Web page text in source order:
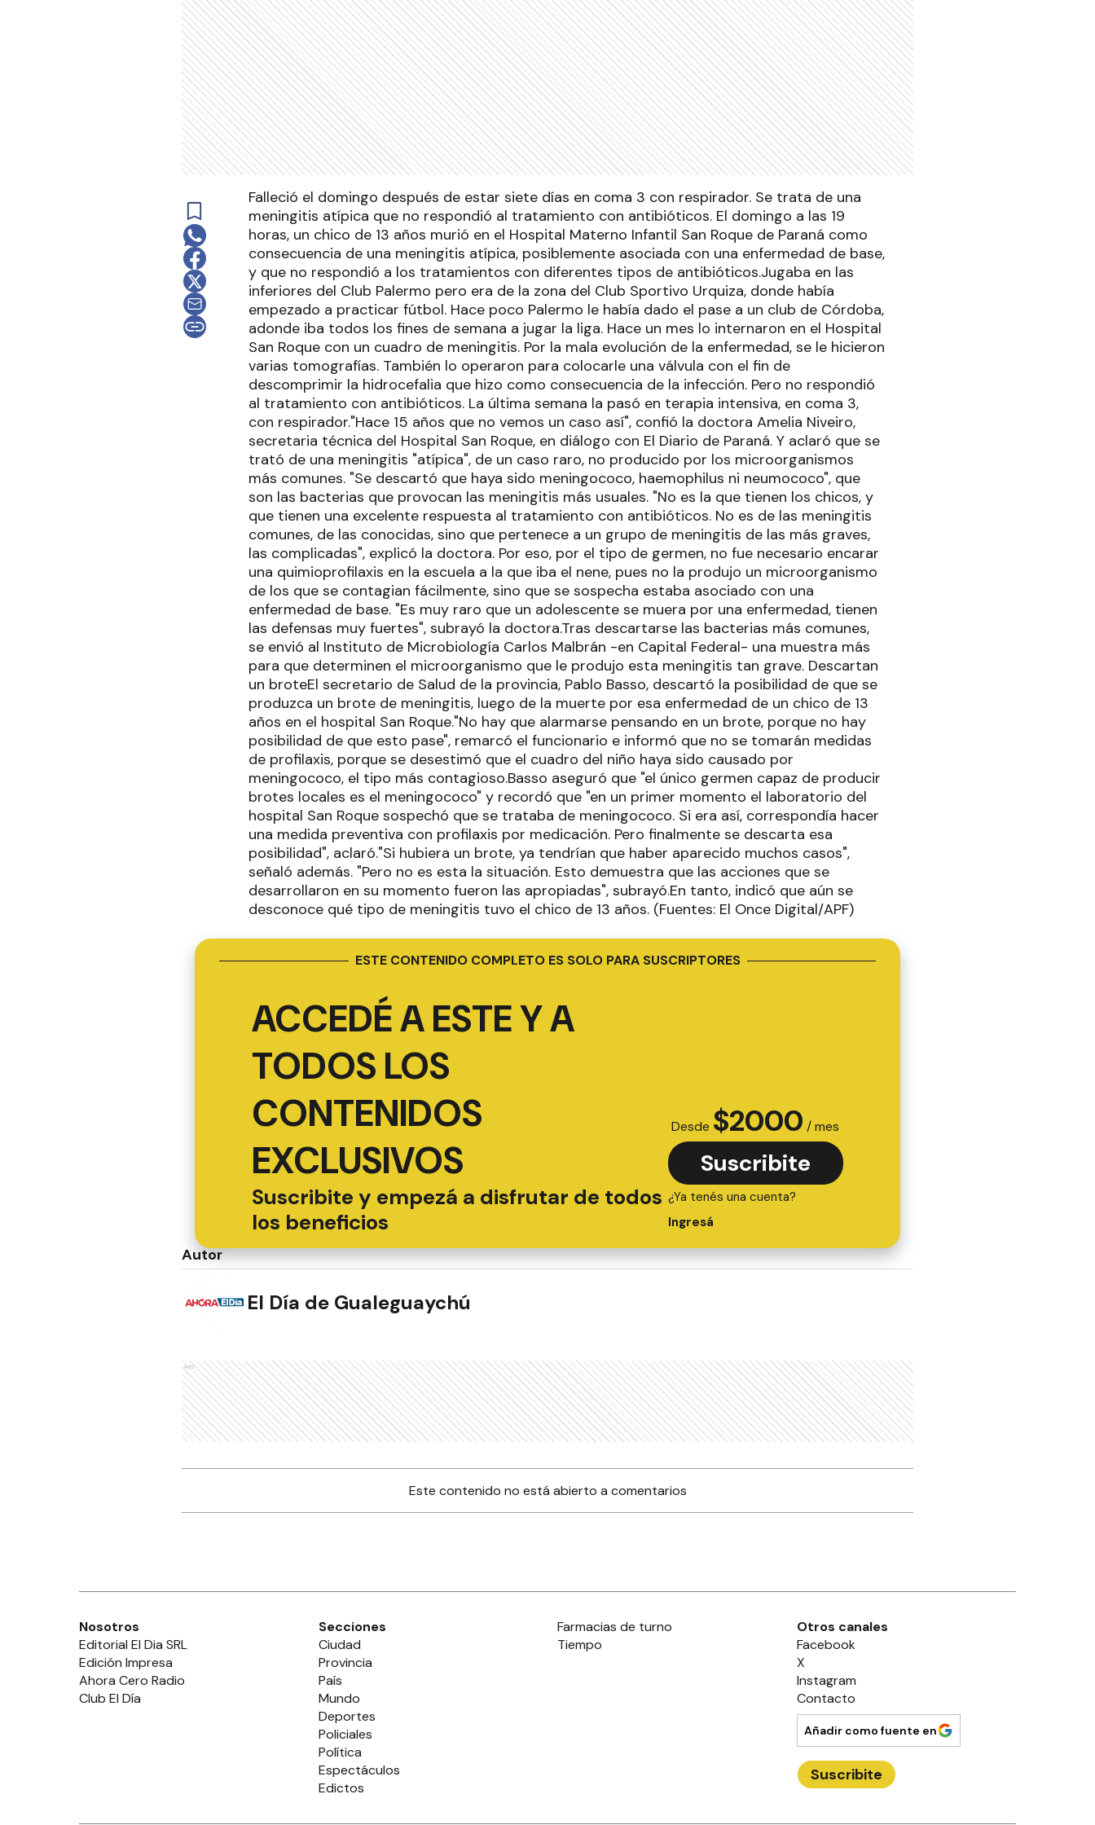
Falleció el domingo después de estar siete días en coma 3 con respirador. Se trata de una
meningitis atípica que no respondió al tratamiento con antibióticos. El domingo a las 19
horas, un chico de 13 años murió en el Hospital Materno Infantil San Roque de Paraná como
consecuencia de una meningitis atípica, posiblemente asociada con una enfermedad de base,
y que no respondió a los tratamientos con diferentes tipos de antibióticos.Jugaba en las
inferiores del Club Palermo pero era de la zona del Club Sportivo Urquiza, donde había
empezado a practicar fútbol. Hace poco Palermo le había dado el pase a un club de Córdoba,
adonde iba todos los fines de semana a jugar la liga. Hace un mes lo internaron en el Hospital
San Roque con un cuadro de meningitis. Por la mala evolución de la enfermedad, se le hicieron
varias tomografías. También lo operaron para colocarle una válvula con el fin de
descomprimir la hidrocefalia que hizo como consecuencia de la infección. Pero no respondió
al tratamiento con antibióticos. La última semana la pasó en terapia intensiva, en coma 3,
con respirador."Hace 15 años que no vemos un caso así", confió la doctora Amelia Niveiro,
secretaria técnica del Hospital San Roque, en diálogo con El Diario de Paraná. Y aclaró que se
trató de una meningitis "atípica", de un caso raro, no producido por los microorganismos
más comunes. "Se descartó que haya sido meningococo, haemophilus ni neumococo", que
son las bacterias que provocan las meningitis más usuales. "No es la que tienen los chicos, y
que tienen una excelente respuesta al tratamiento con antibióticos. No es de las meningitis
comunes, de las conocidas, sino que pertenece a un grupo de meningitis de las más graves,
las complicadas", explicó la doctora. Por eso, por el tipo de germen, no fue necesario encarar
una quimioprofilaxis en la escuela a la que iba el nene, pues no la produjo un microorganismo
de los que se contagian fácilmente, sino que se sospecha estaba asociado con una
enfermedad de base. "Es muy raro que un adolescente se muera por una enfermedad, tienen
las defensas muy fuertes", subrayó la doctora.Tras descartarse las bacterias más comunes,
se envió al Instituto de Microbiología Carlos Malbrán -en Capital Federal- una muestra más
para que determinen el microorganismo que le produjo esta meningitis tan grave. Descartan
un broteEl secretario de Salud de la provincia, Pablo Basso, descartó la posibilidad de que se
produzca un brote de meningitis, luego de la muerte por esa enfermedad de un chico de 13
años en el hospital San Roque."No hay que alarmarse pensando en un brote, porque no hay
posibilidad de que esto pase", remarcó el funcionario e informó que no se tomarán medidas
de profilaxis, porque se desestimó que el cuadro del niño haya sido causado por
meningococo, el tipo más contagioso.Basso aseguró que "el único germen capaz de producir
brotes locales es el meningococo" y recordó que "en un primer momento el laboratorio del
hospital San Roque sospechó que se trataba de meningococo. Si era así, correspondía hacer
una medida preventiva con profilaxis por medicación. Pero finalmente se descarta esa
posibilidad", aclaró."Si hubiera un brote, ya tendrían que haber aparecido muchos casos",
señaló además. "Pero no es esta la situación. Esto demuestra que las acciones que se
desarrollaron en su momento fueron las apropiadas", subrayó.En tanto, indicó que aún se
desconoce qué tipo de meningitis tuvo el chico de 13 años. (Fuentes: El Once Digital/APF)
ESTE CONTENIDO COMPLETO ES SOLO PARA SUSCRIPTORES
ACCEDÉ A ESTE Y A
TODOS LOS
CONTENIDOS
EXCLUSIVOS
Suscribite y empezá a disfrutar de todos
los beneficios
Desde $2000 / mes
Suscribite
¿Ya tenés una cuenta?
Ingresá
Autor
El Día de Gualeguaychú
Ads
Este contenido no está abierto a comentarios
Nosotros
Editorial El Dia SRL
Edición Impresa
Ahora Cero Radio
Club El Día
Secciones
Ciudad
Provincia
País
Mundo
Deportes
Policiales
Política
Espectáculos
Edictos
Farmacias de turno
Tiempo
Otros canales
Facebook
X
Instagram
Contacto
Añadir como fuente en
Suscribite